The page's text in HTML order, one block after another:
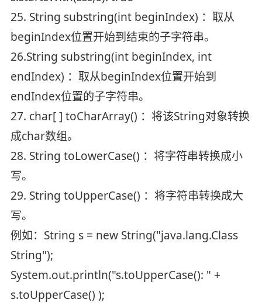
25. String substring(int beginIndex) ：取从
beginIndex位置开始到结束的子字符串。
26.String substring(int beginIndex, int
endIndex) ：取从beginIndex位置开始到
endIndex位置的子字符串。
27. char[ ] toCharArray() ：将该String对象转换
成char数组。
28. String toLowerCase() ：将字符串转换成小
写。
29. String toUpperCase() ：将字符串转换成大
写。
例如：String s = new String("java.lang.Class
String");
System.out.println("s.toUpperCase(): " +
s.toUpperCase() );